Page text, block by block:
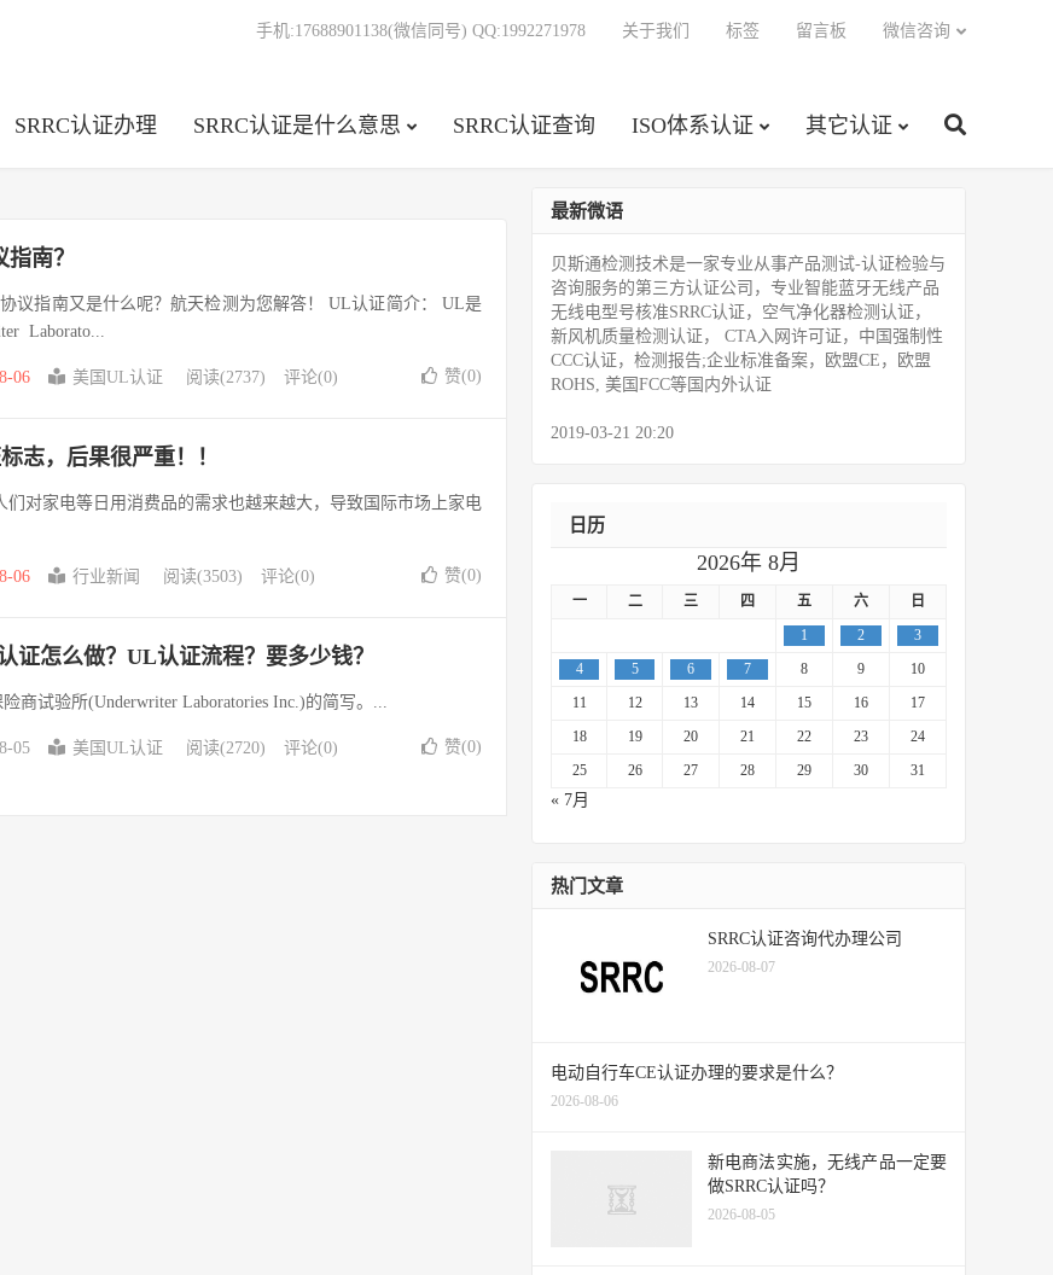
SRRC认证办理 SRRC认证是什么意思 SRRC认证查询 ISO体系认证 其它认证
手机:17688901138(微信同号) QQ:1992271978 关于我们 标签 留言板 微信咨询
南？
议指南又是什么呢？航天检测为您解答！ UL认证简介： UL是
Laborato...
06 美国UL认证 阅读(2737) 评论(0) 赞(0)
志，后果很严重！！
家电等日用消费品的需求也越来越大，导致国际市场上家电
06 行业新闻 阅读(3503) 评论(0) 赞(0)
证怎么做？UL认证流程？要多少钱？
试验所(Underwriter Laboratories Inc.)的简写。...
05 美国UL认证 阅读(2720) 评论(0) 赞(0)
最新微语
贝斯通检测技术是一家专业从事产品测试­-认证检验与
咨询服务的第三方认证公司，专业智能蓝牙无线产品
无线电型号核准SRRC认证，空气净化器检测认证，
新风机质量检测认证， CTA入网许可证，中国强制性
CCC认证，检测报告;企业标准备案，欧盟CE，欧盟
ROHS, 美国FCC等国内外认证
2019-03-21 20:20
日历
2026年 8月
一 二 三 四 五 六
日
1
2
3
4
5 6 7 8 9
10
11
12 13 14 15 16
17
18
19 20 21 22 23
24
25
26 27 28 29 30 31
« 7月
热门文章
SRRC认证咨询代办理公司
2026-08-07
电动自行车CE认证办理的要求是什么？
2026-08-06
新电商法实施，无线产品一定要
做SRRC认证吗？
2026-08-05